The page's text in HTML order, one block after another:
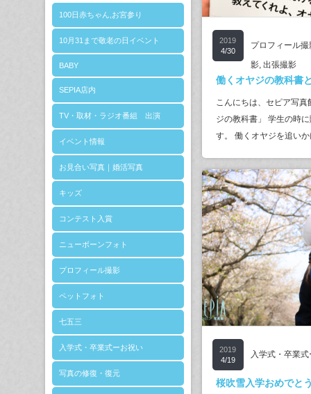
100日赤ちゃん,お宮参り
10月31まで敬老の日イベント
BABY
SEPIA店内
TV・取材・ラジオ番組 出演
イベント情報
お見合い写真｜婚活写真
キッズ
コンテスト入賞
ニューボーンフォト
プロフィール撮影
ペットフォト
七五三
入学式・卒業式ーお祝い
写真の修復・復元
2019
4/30
プロフィール撮
影, 出張撮影
働くオヤジの教科書
こんにちは、セピア写
ジの教科書」 学生の時
す。 働くオヤジを追い
2019
4/19
入学式・卒業
桜吹雪入学おめでと